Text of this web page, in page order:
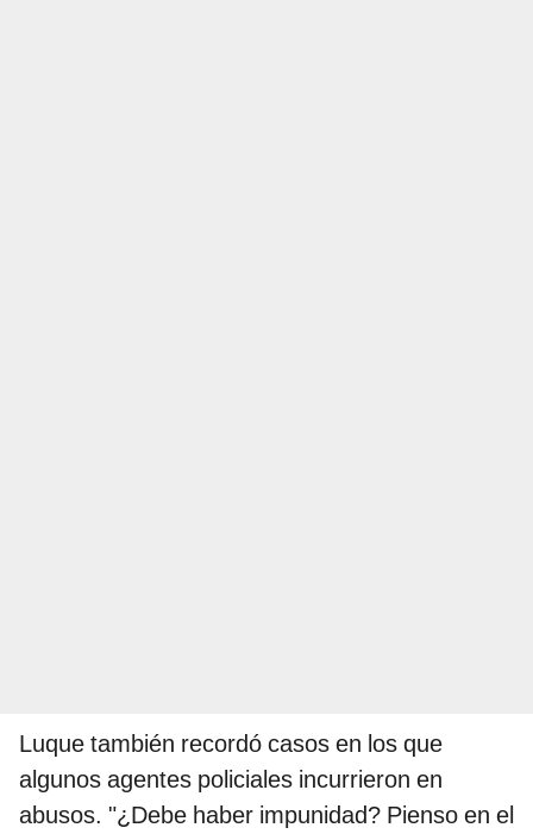
Luque también recordó casos en los que
algunos agentes policiales incurrieron en
abusos. "¿Debe haber impunidad? Pienso en el